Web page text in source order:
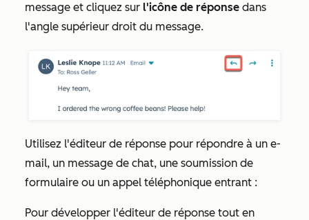
message et cliquez sur l'icône de réponse dans
l'angle supérieur droit du message.
Utilisez l'éditeur de réponse pour répondre à un e-
mail, un message de chat, une soumission de
formulaire ou un appel téléphonique entrant :
Pour développer l'éditeur de réponse tout en